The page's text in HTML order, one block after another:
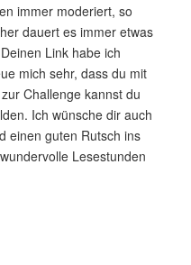
immer moderiert, so
dauert es immer etwas
Link habe ich
mich sehr, dass du mit
Challenge kannst du
Ich wünsche dir auch
einen guten Rutsch ins
Lesestunden